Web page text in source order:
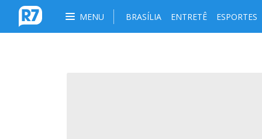
MENU BRASÍLIA ENTRETÊ ESPORTES